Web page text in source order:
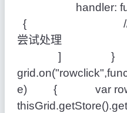
handler:
{ //事件处理
尝试
] }
e) { var row